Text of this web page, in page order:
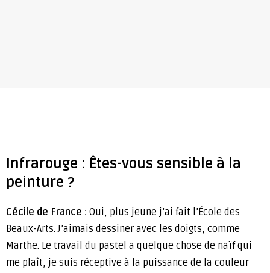
Infrarouge : Êtes-vous sensible à la
peinture ?
Cécile de France : Oui, plus jeune j’ai fait l’École des
Beaux-Arts. J’aimais dessiner avec les doigts, comme
Marthe. Le travail du pastel a quelque chose de naïf qui
me plaît, je suis réceptive à la puissance de la couleur